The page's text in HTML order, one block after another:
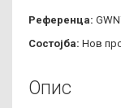
Референца:
Состојба: Нов
Опис